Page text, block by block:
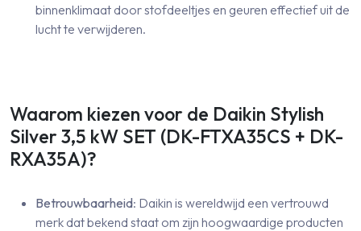
binnenklimaat door stofdeeltjes en geuren effectief uit de
lucht te verwijderen.
Waarom kiezen voor de Daikin Stylish
Silver 3,5 kW SET (DK-FTXA35CS + DK-
RXA35A)?
Betrouwbaarheid: Daikin is wereldwijd een vertrouwd
merk dat bekend staat om zijn hoogwaardige producten